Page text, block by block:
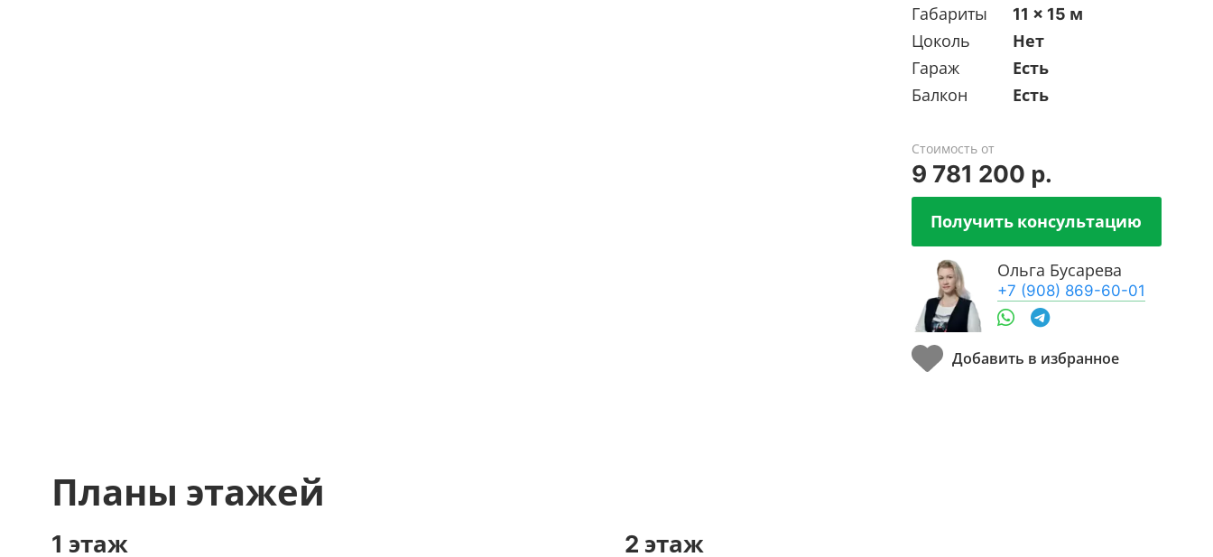
Габариты
11 x 15 м
Цоколь
Нет
Гараж
Есть
Балкон
Есть
Стоимость от
9 781 200 р.
Получить консультацию
Ольга Бусарева
+7 (908) 869-60-01
Планы этажей
1 этаж 2 этаж